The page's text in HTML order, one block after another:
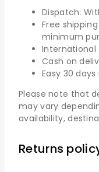
Dispatch:
Free
minimum
International
Cash on
Easy 30
Please note that
may vary
availability,
Returns